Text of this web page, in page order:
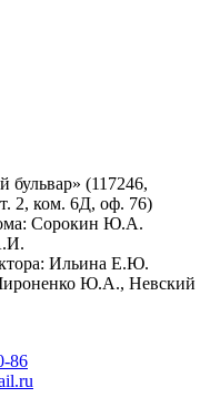
(117246,
2, ком. 6Д, оф. 76)
Сорокин Ю.А.
Ильина Е.Ю.
Ю.А., Невский
86